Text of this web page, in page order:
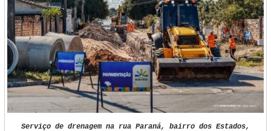
Serviço de drenagem na rua Paraná, bairro dos Estados,